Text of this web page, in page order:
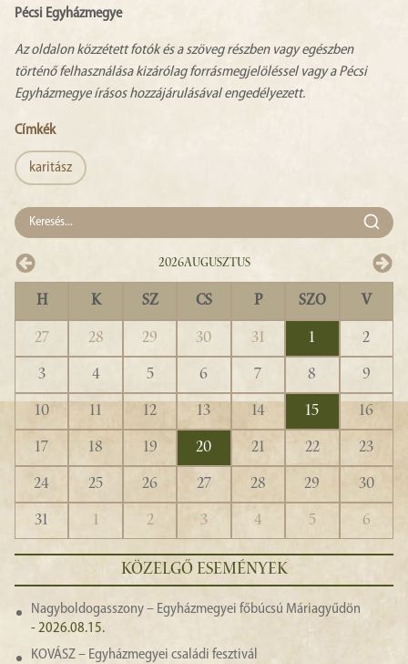
Pécsi Egyházmegye
Az oldalon közzétett fotók és a szöveg részben vagy egészben
történő felhasználása kizárólag forrásmegjelöléssel vagy a Pécsi
Egyházmegye írásos hozzájárulásával engedélyezett.
Címkék
karitász
2026Augusztus
H K SZ CS P SZO V
27 28 29 30 31 1
2
3
4 5 6 7 8
9
10
11 12 13 14 15
16
17
18 19 20 21 22
23
24
25 26 27 28 29
30
31
1 2 3 4 5 6
KÖZELGŐ ESEMÉNYEK
Nagyboldogasszony – Egyházmegyei főbúcsú Máriagyűdön
- 2026.08.15.
KOVÁSZ – Egyházmegyei családi fesztivál